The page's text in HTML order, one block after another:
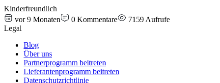
Kinderfreundlich
vor 9 Monaten
0 Kommentare 7159 Aufrufe
Legal
Blog
Über uns
Partnerprogramm beitreten
Lieferantenprogramm beitreten
Datenschutzrichtlinie